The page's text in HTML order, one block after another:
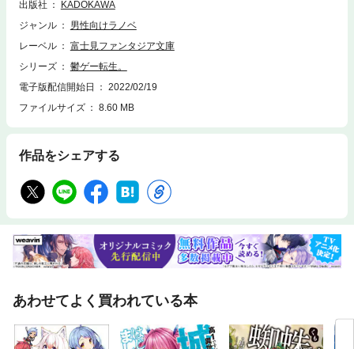
き勝手やっていくうちに原作にいなかったヒロインまで出てきて、本来あ
り得ないハーレム展開にまで突入!?あまりにも自由過ぎるギャルゲー転
出版社
KADOKAWA
ジャンル
男性向けラノベ
レーベル
富士見ファンタジア文庫
シリーズ
鬱ゲー転生。
電子版配信開始日
2022/02/19
ファイルサイズ
8.60 MB
作品をシェアする
あわせてよく買われている本